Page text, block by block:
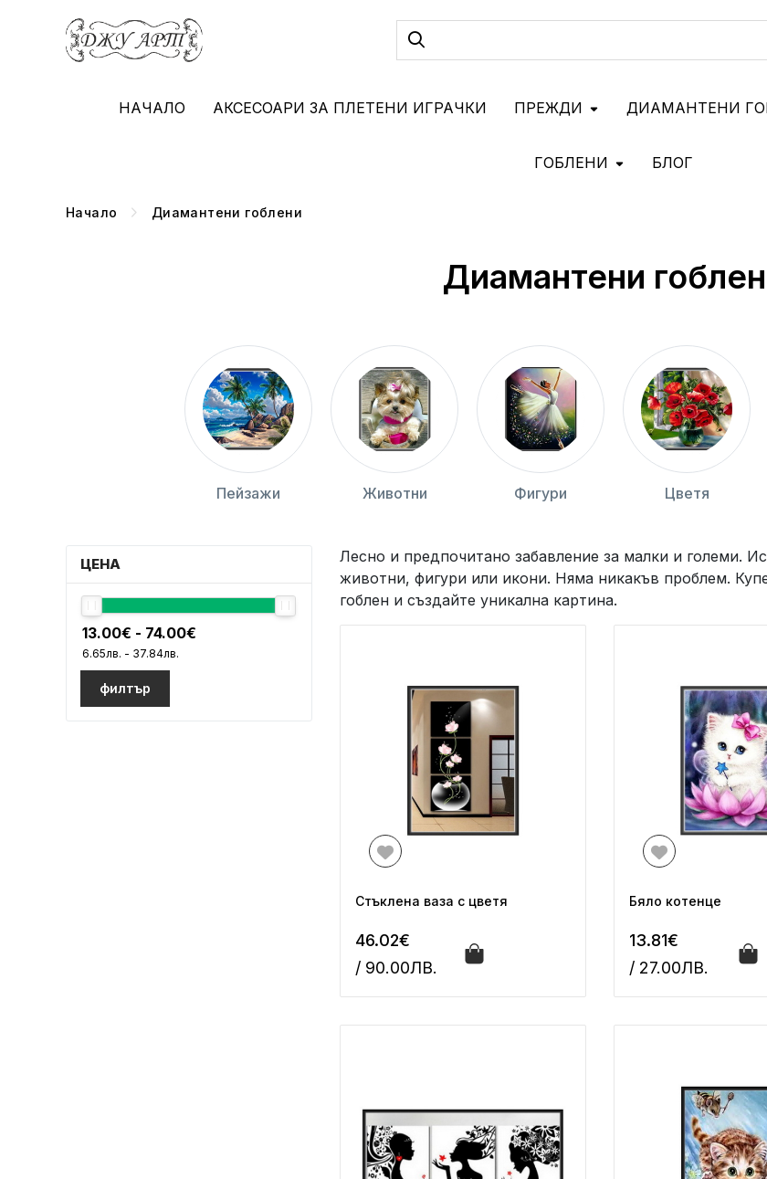
НАЧАЛО АКСЕСОАРИ ЗА ПЛЕТЕНИ ИГРАЧКИ
ГОБЛЕНИ
ПРЕЖДИ ДИАМАНТЕНИ
БЛОГ
Начало Диамантени гоблени
Диамантени
Пейзажи Животни Фигури Цветя
ЦЕНА
филтър
Лесно и предпочитано забавление за малки и големи.
животни, фигури или икони. Няма никакъв проблем.
гоблен и създайте уникална картина.
Стъклена ваза с цветя
46.02€
/ 90.00ЛВ.
Бяло котенце
13.81€
/ 27.00ЛВ.